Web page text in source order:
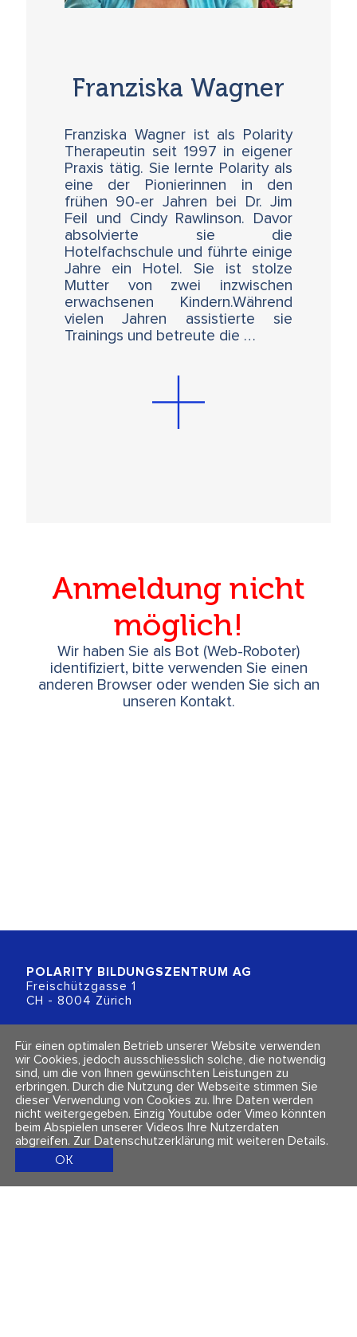
Franziska Wagner
Franziska Wagner ist als Polarity
Therapeutin seit 1997 in eigener
Praxis tätig. Sie lernte Polarity als
eine der Pionierinnen in den
frühen 90-er Jahren bei Dr. Jim
Feil und Cindy Rawlinson. Davor
absolvierte sie die
Hotelfachschule und führte einige
Jahre ein Hotel. Sie ist stolze
Mutter von zwei inzwischen
erwachsenen Kindern.Während
vielen Jahren assistierte sie
Trainings und betreute die …
Anmeldung nicht
möglich!
Wir haben Sie als Bot (Web-Roboter)
identifiziert, bitte verwenden Sie einen
anderen Browser oder wenden Sie sich an
unseren Kontakt.
POLARITY BILDUNGSZENTRUM AG
Freischützgasse 1
CH - 8004 Zürich
+41 (0)44 218 80 80
info@polarity.ch
Kontakt & Info
Newsletter
Impressum & Datenschutz
AGBs
Folge uns
Für einen optimalen Betrieb unserer Website verwenden
wir Cookies, jedoch ausschliesslich solche, die notwendig
sind, um die von Ihnen gewünschten Leistungen zu
erbringen. Durch die Nutzung der Webseite stimmen Sie
dieser Verwendung von Cookies zu. Ihre Daten werden
nicht weitergegeben. Einzig Youtube oder Vimeo könnten
beim Abspielen unserer Videos Ihre Nutzerdaten
abgreifen. Zur Datenschutzerklärung mit weiteren Details.
OK